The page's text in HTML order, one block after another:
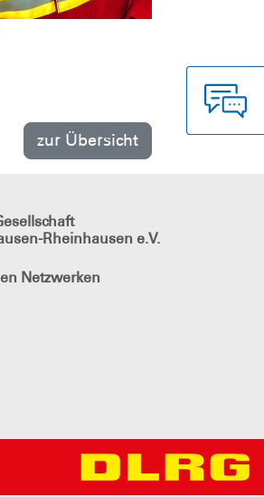
zur Übersicht
Rheinhausen e.V.
Netzwerken